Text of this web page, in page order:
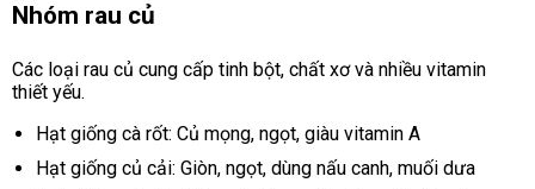
Nhóm rau củ
Các loại rau củ cung cấp tinh bột, chất xơ và nhiều vitamin
thiết yếu.
Hạt giống cà rốt: Củ mọng, ngọt, giàu vitamin A
Hạt giống củ cải: Giòn, ngọt, dùng nấu canh, muối dưa